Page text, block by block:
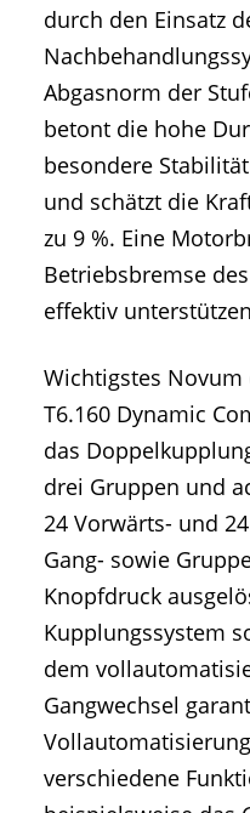
durch den Einsatz
Abgasnorm der
betont die hohe
besondere
und schätzt die
zu 9 %. Eine
Betriebsbremse
effektiv
Wichtigstes
T6.160 Dynamic
das
drei Gruppen und
24 Vorwärts- und
Gang- sowie
Knopfdruck
Kupplungssystem
dem
Gangwechsel
verschiedene